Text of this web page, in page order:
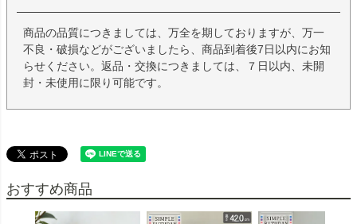
商品の品質につきましては、万全を期しておりますが、万一
不良・破損などがございましたら、商品到着後7日以内にお知
らせください。返品・交換につきましては、７日以内、未開
封・未使用に限り可能です。
おすすめ商品